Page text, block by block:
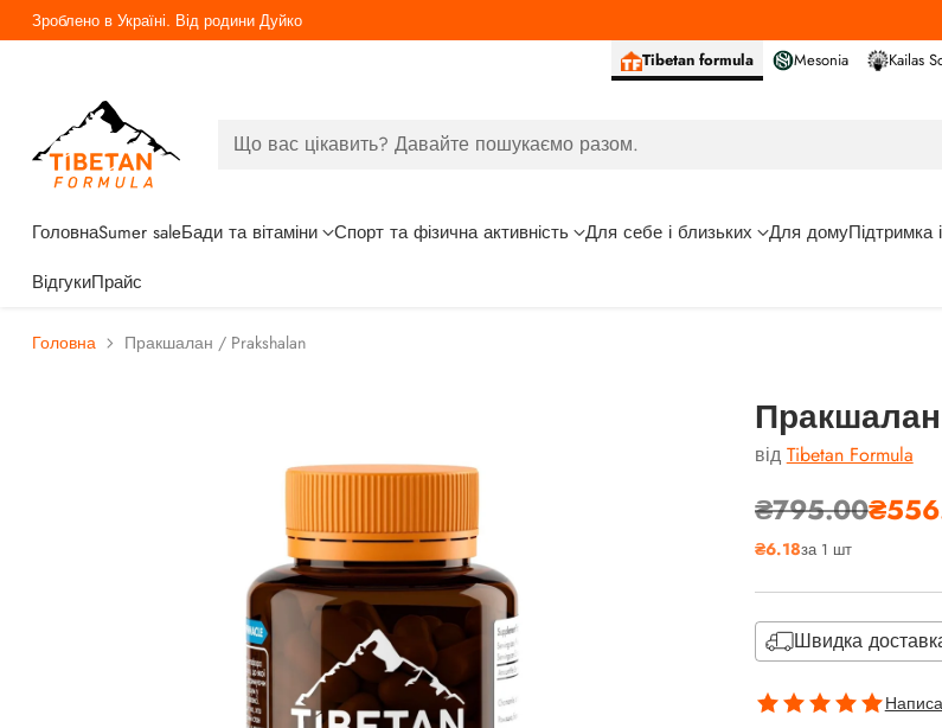
Tibetan formula Mesonia Kailas
Що вас цікавить? Давайте пошукаємо разом.
ГоловнаSumer saleБади та вітаміни Спорт та фізична активність Для себе і близьких Для домуПідтримка
ВідгукиПрайс
Безкоштовна доставка від 3000грн
Головна Пракшалан / Prakshalan
від Tibetan Formula
Звичайна
ціна
₴795.00
₴6.18за 1 шт
Швидка